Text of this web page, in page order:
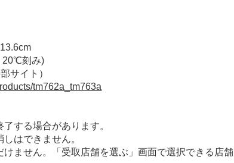
20℃刻み)
サイト）
tm762a_tm763a
する場合があります。
はできません。
ません。「受取店舗を選ぶ」画面で選択できる店舗